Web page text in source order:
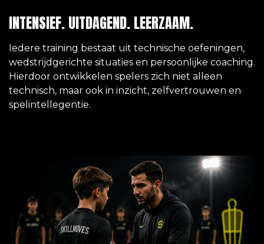
INTENSIEF. UITDAGEND. LEERZAAM.
Iedere training bestaat uit technische oefeningen,
wedstrijdgerichte situaties en persoonlijke coaching.
Hierdoor ontwikkelen spelers zich niet alleen
technisch, maar ook in inzicht, zelfvertrouwen en
spelintellegentie.